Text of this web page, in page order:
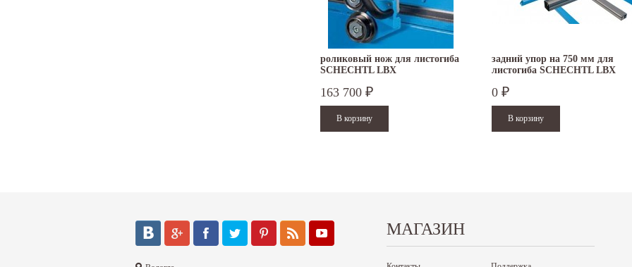
роликовый нож для листогиба
SCHECHTL LBX
163 700 ₽
задний упор на 750 мм для
листогиба SCHECHTL LBX
0 ₽
МАГАЗИН